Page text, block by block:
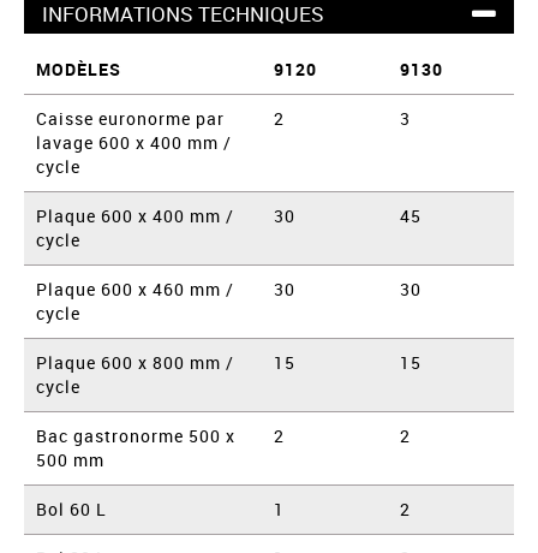
INFORMATIONS TECHNIQUES
MODÈLES 9120 9130
Caisse euronorme par
lavage 600 x 400 mm /
cycle
2 3
Plaque 600 x 400 mm /
cycle
30 45
Plaque 600 x 460 mm /
cycle
30 30
Plaque 600 x 800 mm /
cycle
15 15
Bac gastronorme 500 x
500 mm
2 2
Bol 60 L 1 2